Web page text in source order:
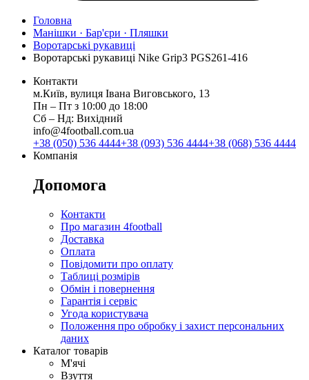
Головна
Манішки · Бар'єри · Пляшки
Воротарські рукавиці
Воротарські рукавиці Nike Grip3 PGS261-416
Контакти
м.Київ, вулиця Івана Виговського, 13
Пн ‒ Пт з 10:00 до 18:00
Сб ‒ Нд: Вихідний
info@4football.com.ua
+38 (050) 536 4444+38 (093) 536 4444+38 (068) 536 4444
Компанія
Допомога
Контакти
Про магазин 4football
Доставка
Оплата
Повідомити про оплату
Таблиці розмірів
Обмін і повернення
Гарантія і сервіс
Угода користувача
Положення про обробку і захист персональних
даних
Каталог товарів
М'ячі
Взуття